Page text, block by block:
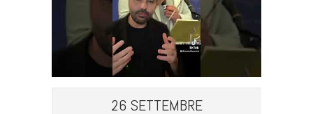
26 SETTEMBRE